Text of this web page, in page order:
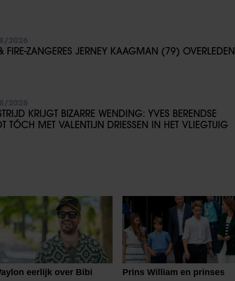
FIRE-ZANGERES JERNEY KAAGMAN (79) OVERLEDEN
KRIJGT BIZARRE WENDING: YVES BERENDSE
TÓCH MET VALENTIJN DRIESSEN IN HET VLIEGTUIG